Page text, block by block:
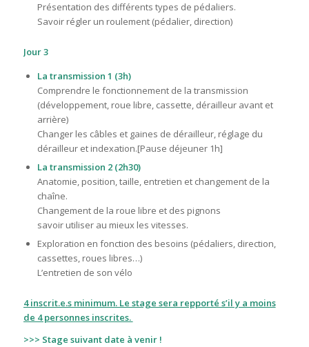
Présentation des différents types de pédaliers.
Savoir régler un roulement (pédalier, direction)
Jour 3
La transmission 1 (3h)
Comprendre le fonctionnement de la transmission
(développement, roue libre, cassette, dérailleur avant et
arrière)
Changer les câbles et gaines de dérailleur, réglage du
dérailleur et indexation.[Pause déjeuner 1h]
La transmission 2 (2h30)
Anatomie, position, taille, entretien et changement de la
chaîne.
Changement de la roue libre et des pignons
savoir utiliser au mieux les vitesses.
Exploration en fonction des besoins (pédaliers, direction,
cassettes, roues libres…)
L’entretien de son vélo
4 inscrit.e.s minimum. Le stage sera repporté s’il y a moins
de 4 personnes inscrites.
>>> Stage suivant date à venir !